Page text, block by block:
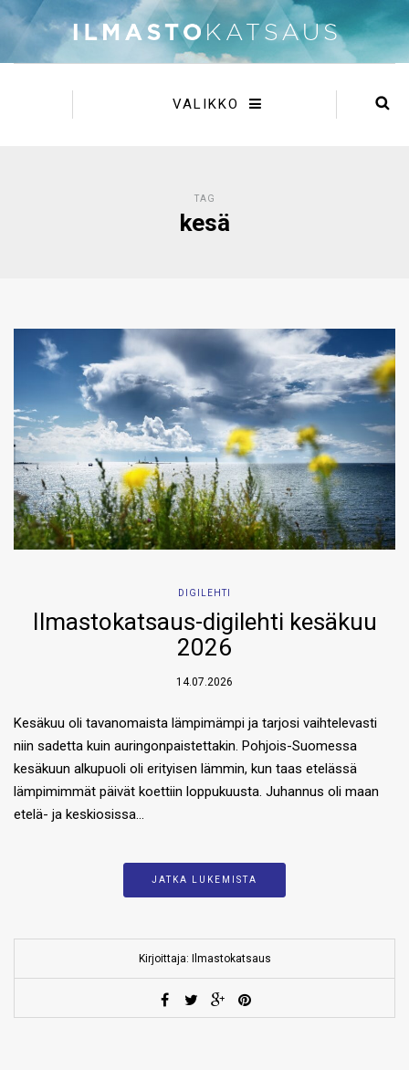
VALIKKO
TAG
kesä
DIGILEHTI
Ilmastokatsaus-digilehti kesäkuu
2026
14.07.2026
Kesäkuu oli tavanomaista lämpimämpi ja tarjosi vaihtelevasti
niin sadetta kuin auringonpaistettakin. Pohjois-Suomessa
kesäkuun alkupuoli oli erityisen lämmin, kun taas etelässä
lämpimimmät päivät koettiin loppukuusta. Juhannus oli maan
etelä- ja keskiosissa…
JATKA LUKEMISTA
Kirjoittaja: Ilmastokatsaus